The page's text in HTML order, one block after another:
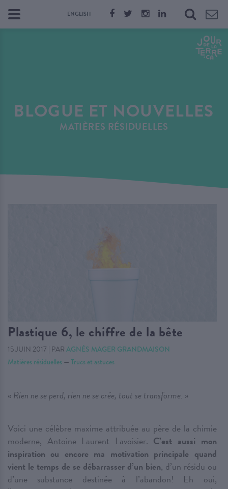
ENGLISH
BLOGUE ET NOUVELLES
MATIÈRES RÉSIDUELLES
Plastique 6, le chiffre de la bête
15 JUIN 2017 | PAR AGNÈS MAGER GRANDMAISON
Matières résiduelles — Trucs et astuces
« Rien ne se perd, rien ne se crée, tout se transforme. »
Voici une célèbre maxime attribuée au père de la chimie
moderne, Antoine Laurent Lavoisier. C’est aussi mon
inspiration ou encore ma motivation principale quand
vient le temps de se débarrasser d’un bien, d’un résidu ou
d’une substance destinée à l’abandon! Eh oui,